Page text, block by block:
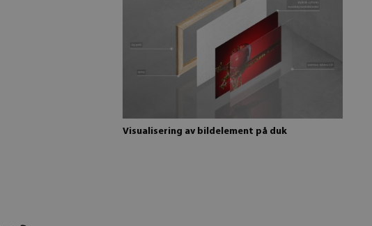
Visualisering av bildelement på duk